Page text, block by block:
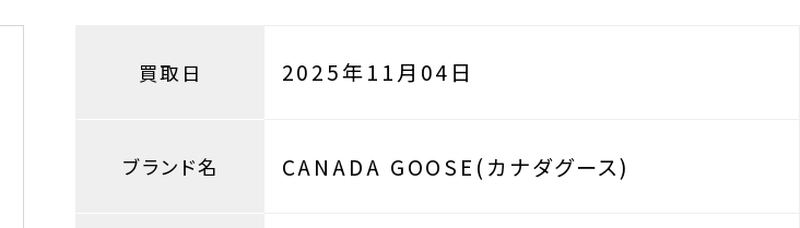
買取日 2025年11月04日
ブランド名 CANADA GOOSE(カナダグース)